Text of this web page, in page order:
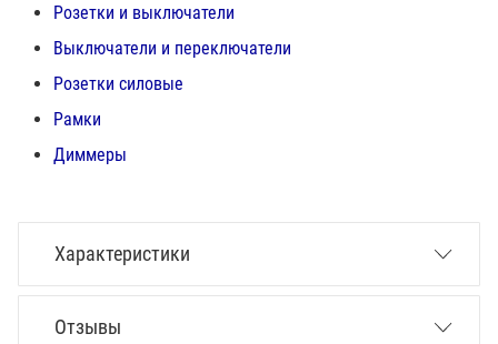
Розетки и выключатели
Выключатели и переключатели
Розетки силовые
Рамки
Диммеры
Характеристики
Отзывы